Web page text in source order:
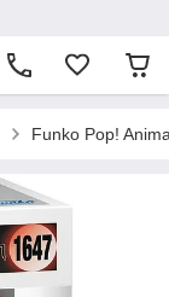
Funko Pop!